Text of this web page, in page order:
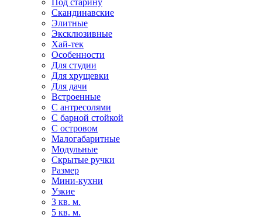
Под старину
Скандинавские
Элитные
Эксклюзивные
Хай-тек
Особенности
Для студии
Для хрущевки
Для дачи
Встроенные
С антресолями
С барной стойкой
С островом
Малогабаритные
Модульные
Скрытые ручки
Размер
Мини-кухни
Узкие
3 кв. м.
5 кв. м.